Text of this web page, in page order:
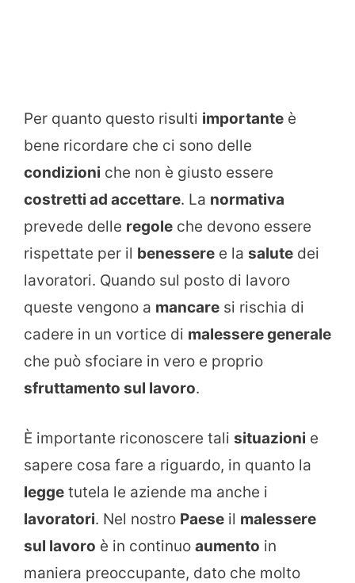
Per quanto questo risulti importante è
bene ricordare che ci sono delle
condizioni che non è giusto essere
costretti ad accettare. La normativa
prevede delle regole che devono essere
rispettate per il benessere e la salute dei
lavoratori. Quando sul posto di lavoro
queste vengono a mancare si rischia di
cadere in un vortice di malessere generale
che può sfociare in vero e proprio
sfruttamento sul lavoro.
Ѐ importante riconoscere tali situazioni e
sapere cosa fare a riguardo, in quanto la
legge tutela le aziende ma anche i
lavoratori. Nel nostro Paese il malessere
sul lavoro è in continuo aumento in
maniera preoccupante, dato che molto